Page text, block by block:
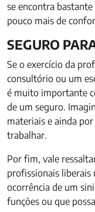
se encontra
pouco mais de
SEGURO
Se o exercício da
consultório ou um
é muito importante
de um seguro.
materiais e ainda
trabalhar.
Por fim, vale
profissionais liberais
ocorrência de um
funções ou que